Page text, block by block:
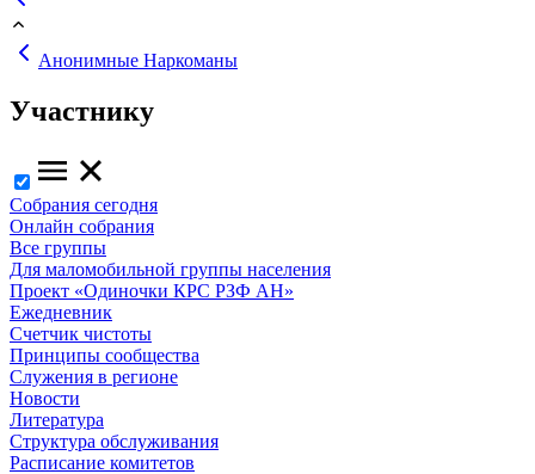
Анонимные Наркоманы
Участнику
Собрания сегодня
Онлайн собрания
Все группы
Для маломобильной группы населения
Проект «Одиночки КРС РЗФ АН»
Ежедневник
Счетчик чистоты
Принципы сообщества
Служения в регионе
Новости
Литература
Структура обслуживания
Расписание комитетов